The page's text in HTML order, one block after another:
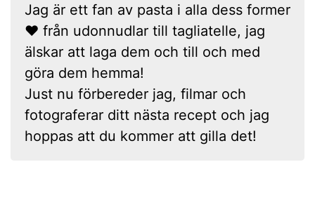
Jag är ett fan av pasta i alla dess former
❤ från udonnudlar till tagliatelle, jag
älskar att laga dem och till och med
göra dem hemma!
Just nu förbereder jag, filmar och
fotograferar ditt nästa recept och jag
hoppas att du kommer att gilla det!